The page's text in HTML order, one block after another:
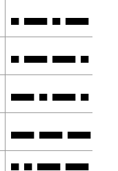
▄ ▄▄▄ ▄ ▄▄▄
▄ ▄▄▄ ▄▄▄ ▄
▄▄▄ ▄ ▄▄▄ ▄
▄▄▄ ▄▄▄ ▄▄▄
▄ ▄ ▄▄▄ ▄▄▄